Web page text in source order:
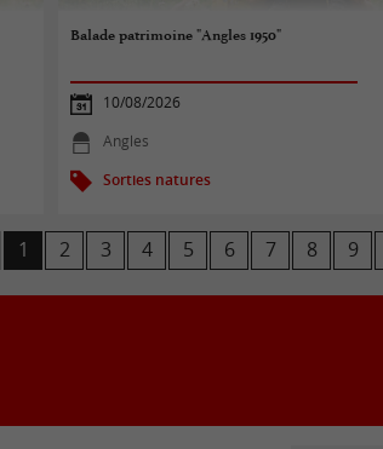
Balade patrimoine "Angles 1950"
10/08/2026
Angles
Sorties natures
1 2 3 4 5 6 7 8 9